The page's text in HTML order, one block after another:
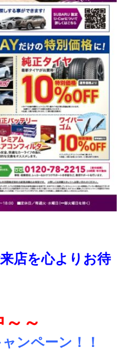
店を心よりお待
～
ンペーン！！